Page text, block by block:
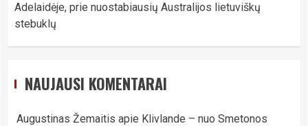
Adelaidėje, prie nuostabiausių Australijos lietuviškų
stebuklų
NAUJAUSI KOMENTARAI
Augustinas Žemaitis apie Klivlande – nuo Smetonos